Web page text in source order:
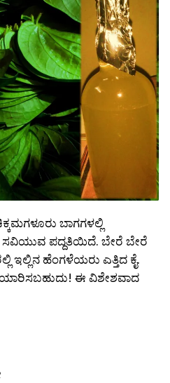
ಬಾಗಗಳಲ್ಲಿ
ಪದ್ದತಿಯಿದೆ. ಬೇರೆ ಬೇರೆ
ಇಲ್ಲಿನ ಹೆಂಗಳೆಯರು ಎತ್ತಿದ ಕೈ.
ಈ ವಿಶೇಶವಾದ